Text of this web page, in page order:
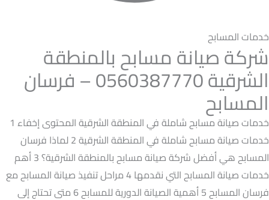
خدمات المسابح
شركة صيانة مسابح بالمنطقة
الشرقية 0560387770 – فرسان
المسابح
خدمات صيانة مسابح شاملة في المنطقة الشرقية المحتوى إخفاء 1
خدمات صيانة مسابح شاملة في المنطقة الشرقية 2 لماذا فرسان
المسابح هي أفضل شركة صيانة مسابح بالمنطقة الشرقية؟ 3 أهم
خدمات صيانة المسابح التي نقدمها 4 مراحل تنفيذ صيانة المسابح مع
فرسان المسابح 5 أهمية الصيانة الدورية للمسابح 6 متى تحتاج إلى